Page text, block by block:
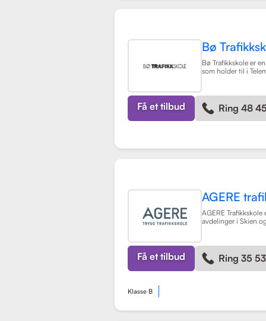
Bø
Bø Trafikkskole er
som holder til i
opplæring for
BE, samt en rekke
grunnkurs,
lastsikring. Les mer
Få et tilbud Ring 48
AGERE
AGERE
avdelinger i Skien
lastebil. Skolen har
de nødvendige
holdningene for å
kompetente sjåfører,
opplæringen.
Få et tilbud Ring 35
Klasse B